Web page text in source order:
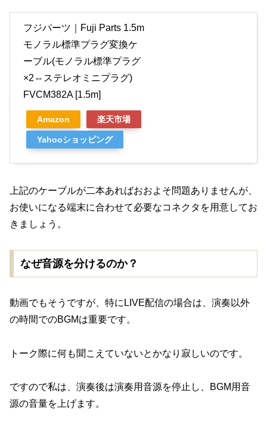
フジパーツ｜Fuji Parts 1.5m
モノラル標準プラグ変換ケ
ーブル(モノラル標準プラグ
×2⇔ステレオミニプラグ)
FVCM382A [1.5m]
Amazon 楽天市場
Yahooショッピング
上記のケーブルが二本あればおおよそ問題ありませんが、
お使いになる端末に合わせて必要なコネクタを用意してお
きましょう。
なぜ音源を分けるのか？
動画でもそうですが、特にLIVE配信の場合は、演奏以外
の時間でのBGMは重要です。
トーク際に何も聞こえていないとかなり寂しいのです。
ですので私は、演奏後は演奏用音源を停止し、BGM用音
源の音量を上げます。